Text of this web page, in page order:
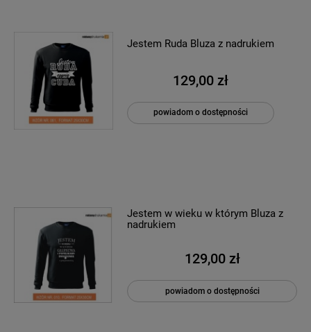
Jestem Ruda Bluza z nadrukiem
129,00 zł
powiadom o dostępności
Jestem w wieku w którym Bluza z
nadrukiem
129,00 zł
powiadom o dostępności